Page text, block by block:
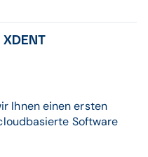
Ihnen einen ersten
Software